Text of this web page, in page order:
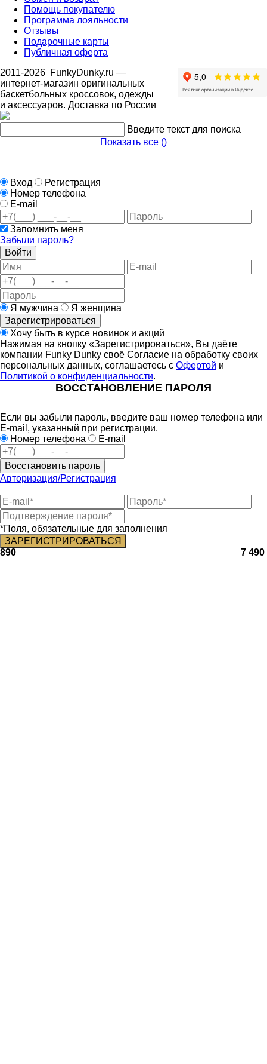
890 7 490
Помощь покупателю
Программа лояльности
Отзывы
Подарочные карты
Публичная оферта
2011-2026 FunkyDunky.ru —
интернет-магазин оригинальных
баскетбольных кроссовок, одежды
и аксессуаров. Доставка по России
Введите текст для поиска
Показать все ()
Вход
Регистрация
Номер телефона
E-mail
Запомнить меня
Забыли пароль?
Войти
Я мужчина
Я женщина
Зарегистрироваться
Хочу быть в курсе новинок и акций
Нажимая на кнопку «Зарегистрироваться», Вы даёте
компании Funky Dunky своё Согласие на обработку своих
персональных данных, соглашаетесь с Офертой и
Политикой о конфиденциальности.
ВОССТАНОВЛЕНИЕ ПАРОЛЯ
Если вы забыли пароль, введите ваш номер телефона или
E-mail, указанный при регистрации.
Номер телефона
E-mail
Восстановить пароль
Авторизация/Регистрация
*Поля, обязательные для заполнения